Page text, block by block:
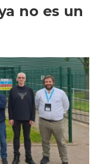
no es un